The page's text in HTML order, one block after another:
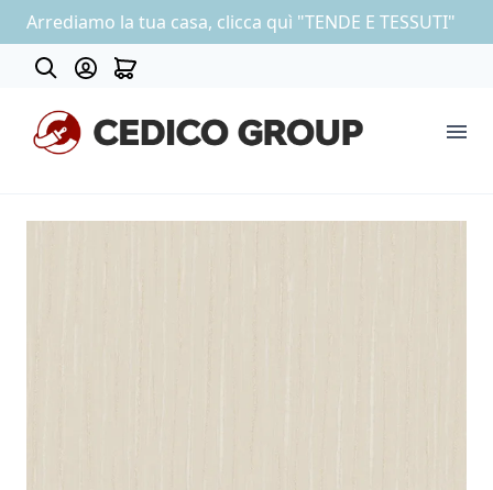
Arrediamo la tua casa, clicca quì "TENDE E TESSUTI"